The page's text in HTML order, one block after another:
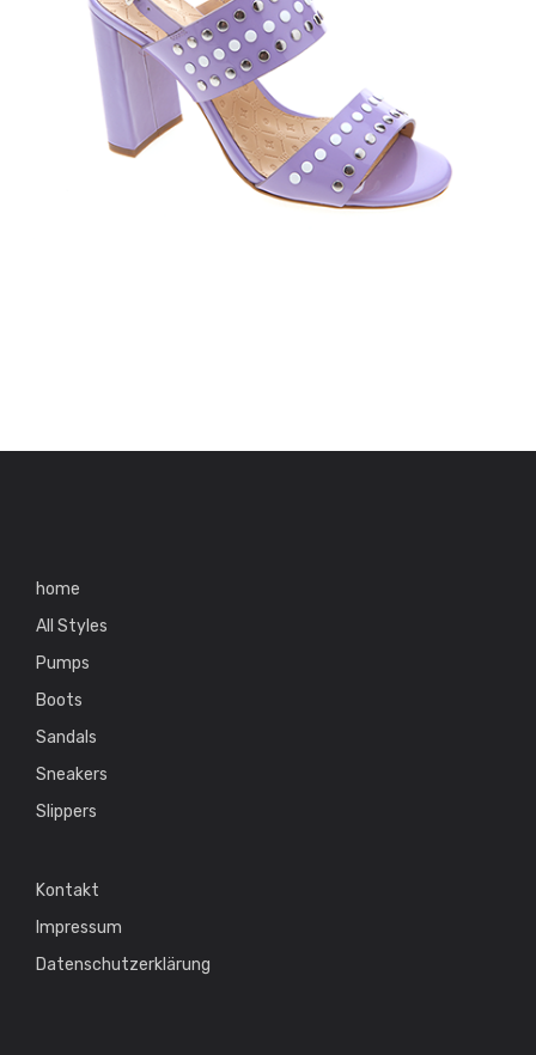
home
All Styles
Pumps
Boots
Sandals
Sneakers
Slippers
Kontakt
Impressum
Datenschutzerklärung